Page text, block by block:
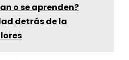
o se aprenden?
detrás de la